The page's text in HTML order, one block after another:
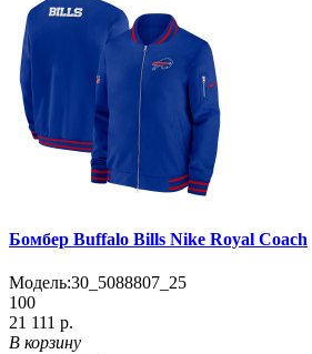
Бомбер Buffalo Bills Nike Royal Coach
Модель:30_5088807_25
100
21 111 р.
В корзину